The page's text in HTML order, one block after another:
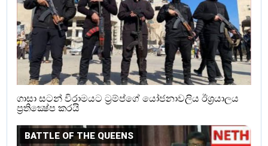
ගාසා සටන් විරාමයට ට්‍රම්ප්ගේ යෝජනාවලිය ඊශ්‍රයාලය
ප්‍රතික්‍ෂේප කරයි
BATTLE OF THE QUEENS‍